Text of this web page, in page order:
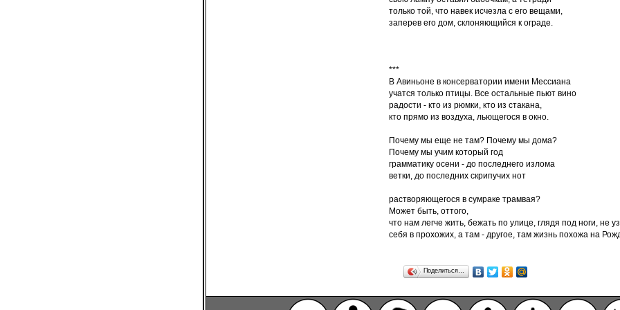
только той, что навек исчезла с его вещами,
заперев его дом, склоняющийся к ограде.
***
В Авиньоне в консерватории имени Мессиана
учатся только птицы. Все остальные пьют вино
радости - кто из рюмки, кто из стакана,
кто прямо из воздуха, льющегося в окно.
Почему мы еще не там? Почему мы дома?
Почему мы учим который год
грамматику осени - до последнего излома
ветки, до последних скрипучих нот
растворяющегося в сумраке трамвая?
Может быть, оттого,
что нам легче жить, бежать по улице, глядя под ноги, не
себя в прохожих, а там - другое, там жизнь похожа на
Поделиться…